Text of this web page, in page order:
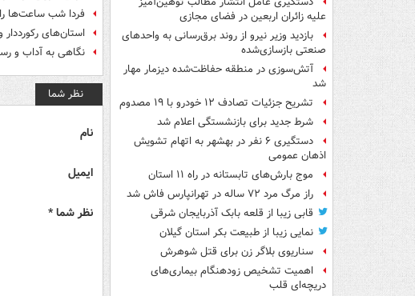
علیه زائران اربعین در فضای مجازی
بازدید وزیر نیرو از روند برق‌رسانی به واحدهای
صنعتی بازسازی‌شده
آتش‌سوزی در منطقه حفاظت‌شده دیزمار مهار
شد
تشریح جزئیات تصادف ۱۲ خودرو با ۱۹ مصدوم
شرط جدید برای بازنشستگی اعلام شد
دستگیری ۶ نفر در بهشهر به اتهام تشویش
اذهان عمومی
موج بارش‌های تابستانه در راه ۱۱ استان
راز مرگ مرد ۷۲ ساله در تهرانپارس فاش شد
قابی زیبا از قلعه بابک آذربایجان شرقی
نمایی زیبا از طبیعت بکر استان گیلان
سناریوی بلاگر زن برای قتل شوهرش
اهمیت تشخیص زودهنگام بیماری‌های
دریچه‌ای قلب
فردا شب ساعت‌ها
استان‌های
نگاهی به آداب و
نظر شما
نام
ایمیل
نظر شما *